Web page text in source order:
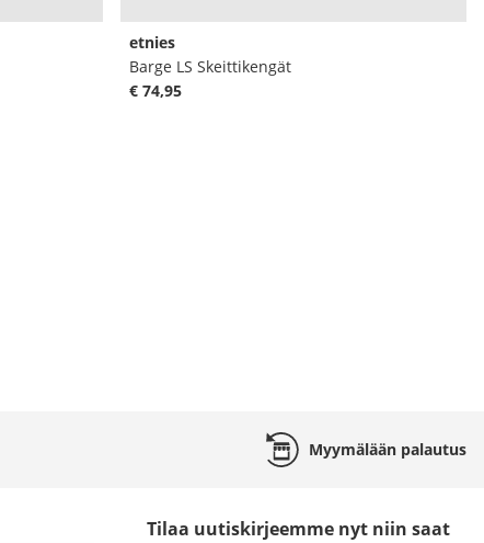
etnies
Barge LS Skeittikengät
€ 74,95
Myymäläänpalautus
Tilaa uutiskirjeemme nyt niin saat